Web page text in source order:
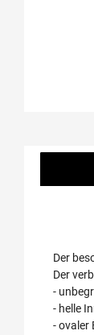
Der
Der
-
- helle
- ovaler